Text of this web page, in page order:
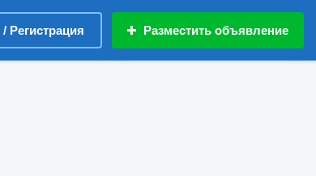
Регистрация Разместить объявление